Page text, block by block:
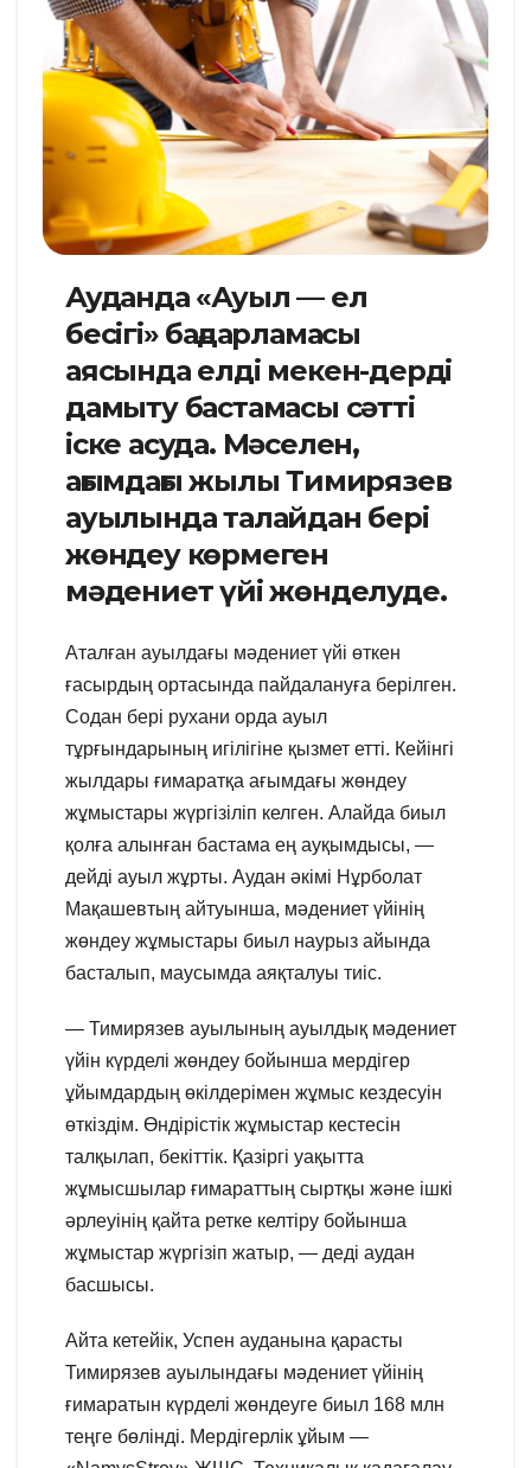
Ауданда «Ауыл — ел
бесігі» бағдарламасы
аясында елді мекен-дерді
дамыту бастамасы сәтті
іске асуда. Мәселен,
ағымдағы жылы Тимирязев
ауылында талайдан бері
жөндеу көрмеген
мәдениет үйі жөнделуде.
Аталған ауылдағы мәдениет үйі өткен
ғасырдың ортасында пайдалануға берілген.
Содан бері рухани орда ауыл
тұрғындарының игілігіне қызмет етті. Кейінгі
жылдары ғимаратқа ағымдағы жөндеу
жұмыстары жүргізіліп келген. Алайда биыл
қолға алынған бастама ең ауқымдысы, —
дейді ауыл жұрты. Аудан әкімі Нұрболат
Мақашевтың айтуынша, мәдениет үйінің
жөндеу жұмыстары биыл наурыз айында
басталып, маусымда аяқталуы тиіс.
— Тимирязев ауылының ауылдық мәдениет
үйін күрделі жөндеу бойынша мердігер
ұйымдардың өкілдерімен жұмыс кездесуін
өткіздім. Өндірістік жұмыстар кестесін
талқылап, бекіттік. Қазіргі уақытта
жұмысшылар ғимараттың сыртқы және ішкі
әрлеуінің қайта ретке келтіру бойынша
жұмыстар жүргізіп жатыр, — деді аудан
басшысы.
Айта кетейік, Успен ауданына қарасты
Тимирязев ауылындағы мәдениет үйінің
ғимаратын күрделі жөндеуге биыл 168 млн
теңге бөлінді. Мердігерлік ұйым —